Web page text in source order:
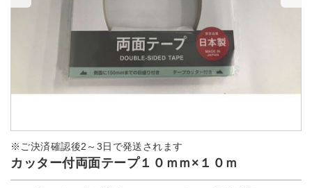
※ご決済確認後2～3日で発送されます
カッター付両面テープ１０ｍｍ×１０ｍ